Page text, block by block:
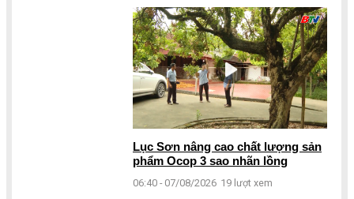
Lục Sơn nâng cao chất lượng sản
phẩm Ocop 3 sao nhãn lồng
06:40 - 07/08/2026 19 lượt xem